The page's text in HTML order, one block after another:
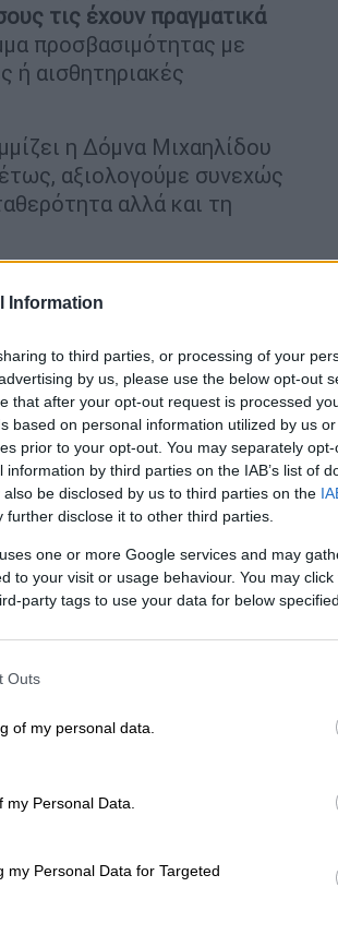
Information
to third parties, or processing of your
by us, please use the below opt-out
that after your opt-out request is processed
based on personal information utilized by us
prior to your opt-out. You may separately
by third parties on the IAB’s list of
be disclosed by us to third parties on the
further disclose it to other third parties.
one or more Google services and may
to your visit or usage behaviour. You may
party tags to use your data for below
Outs
of my personal data.
Personal Data.
Personal Data for Targeted
τις έχουν πραγματικά
προσβασιμότητας με
ή αισθητηριακές
η Δόμνα Μιχαηλίδου
αξιολογούμε συνεχώς
αλλά και τη
Συνοχής και
κατατεθεί
για τη δημογραφική
όλων τωνδημογραφικών
και λύσεις.
οι νεότερες
η υλοποίηση των
το «Σπίτι Μου 2») και
διάστημα;
που μας αφορά όλους,
τη ζωή τους, να
για να φτιάξουν
μας προτεραιότητα.
Χρειάζονται
ανταποκρίνεται στη
χρειάζονται
σε μακροχρόνιες
προγράμματα
που «απαντά» στην